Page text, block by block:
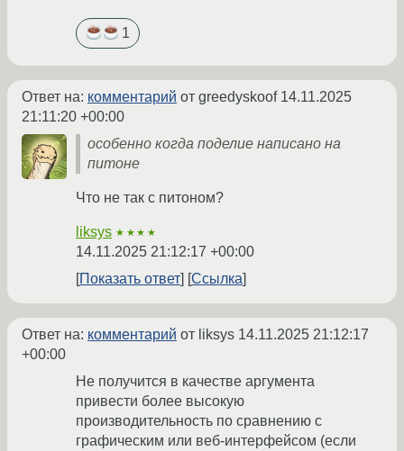
1
Ответ на: комментарий от greedyskoof 14.11.2025
21:11:20 +00:00
особенно когда поделие написано на
питоне
Что не так с питоном?
liksys ★★★★
14.11.2025 21:12:17 +00:00
Показать ответ
Ссылка
Ответ на: комментарий от liksys 14.11.2025 21:12:17
+00:00
Не получится в качестве аргумента
привести более высокую
производительность по сравнению с
графическим или веб-интерфейсом (если